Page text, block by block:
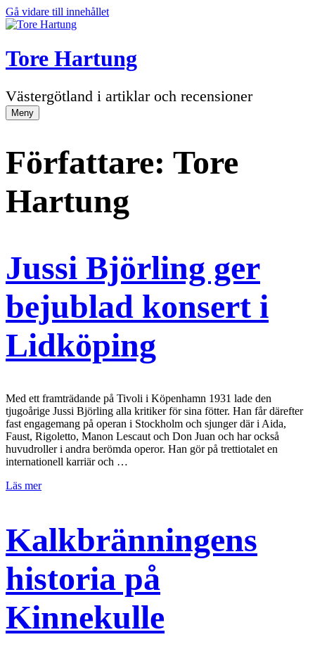
Gå vidare till innehållet
Tore Hartung
Västergötland i artiklar och recensioner
Meny
Författare: Tore
Hartung
Jussi Björling ger
bejublad konsert i
Lidköping
Med ett framträdande på Tivoli i Köpenhamn 1931 lade den
tjugoårige Jussi Björling alla kritiker för sina fötter. Han får därefter
fast engagemang på operan i Stockholm och sjunger där i Aida,
Faust, Rigoletto, Manon Lescaut och Don Juan och har också
huvudroller i andra berömda operor. Han gör på trettiotalet en
internationell karriär och …
Läs mer
Kalkbränningens
historia på
Kinnekulle